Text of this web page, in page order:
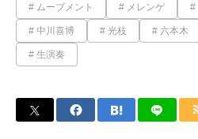
ムーブメント メレンゲ
中川喜博 光枝 六本木
生演奏